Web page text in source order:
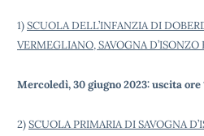
1)SCUOLA DELL’INFANZIA DI
VERMEGLIANO, SAVOGNA D’ISONZO
Mercoledì, 30 giugno 2023: uscita ore
2)SCUOLA PRIMARIA DI SAVOGNA